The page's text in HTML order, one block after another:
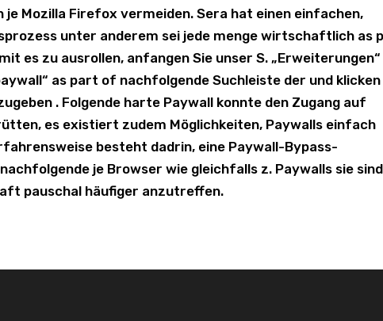
je Mozilla Firefox vermeiden. Sera hat einen einfachen,
unter anderem sei jede menge wirtschaftlich as
es zu ausrollen, anfangen Sie unser S. „Erweiterungen“
as part of nachfolgende Suchleiste der und klicken
. Folgende harte Paywall konnte den Zugang auf
es existiert zudem Möglichkeiten, Paywalls einfach
besteht dadrin, eine Paywall-Bypass-
je Browser wie gleichfalls z. Paywalls sie sind
pauschal häufiger anzutreffen.